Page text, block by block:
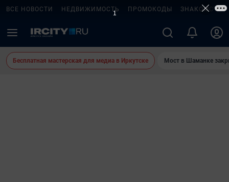
ВСЕ НОВОСТИ НЕДВИЖИМОСТЬ ПРОМОКОДЫ ЗНАКОМСТВА
Бесплатная мастерская для медиа в Иркутске Мост в Шаманке